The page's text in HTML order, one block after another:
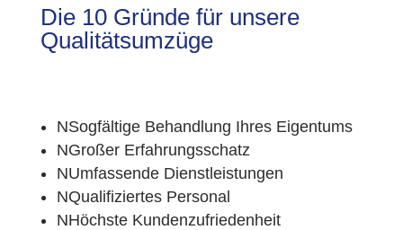
Die 10 Gründe für unsere
Qualitätsumzüge
NSogfältige Behandlung Ihres Eigentums
NGroßer Erfahrungsschatz
NUmfassende Dienstleistungen
NQualifiziertes Personal
NHöchste Kundenzufriedenheit